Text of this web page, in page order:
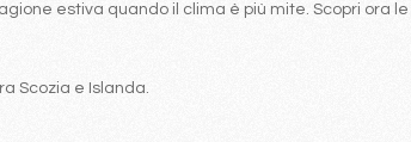
estiva quando il clima è più mite. Scopri ora
Scozia e Islanda.